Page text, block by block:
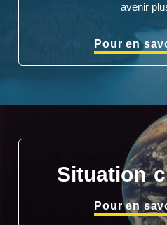
avenir
Pour en
Situation
Pour en